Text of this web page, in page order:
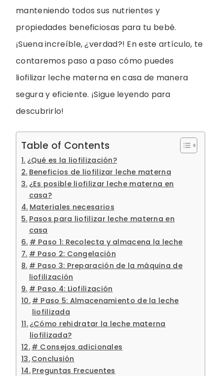
manteniendo todos sus nutrientes y
propiedades beneficiosas para tu bebé.
¡Suena increíble, ¿verdad?! En este artículo, te
contaremos paso a paso cómo puedes
liofilizar leche materna en casa de manera
segura y eficiente. ¡Sigue leyendo para
descubrirlo!
Table of Contents
¿Qué es la liofilización?
Beneficios de liofilizar leche materna
¿Es posible liofilizar leche materna en
casa?
Materiales necesarios
Pasos para liofilizar leche materna en
casa
# Paso 1: Recolecta y almacena la leche
# Paso 2: Congelación
# Paso 3: Preparación de la máquina de
liofilización
# Paso 4: Liofilización
# Paso 5: Almacenamiento de la leche
liofilizada
¿Cómo rehidratar la leche materna
liofilizada?
# Consejos adicionales
Conclusión
Preguntas Frecuentes